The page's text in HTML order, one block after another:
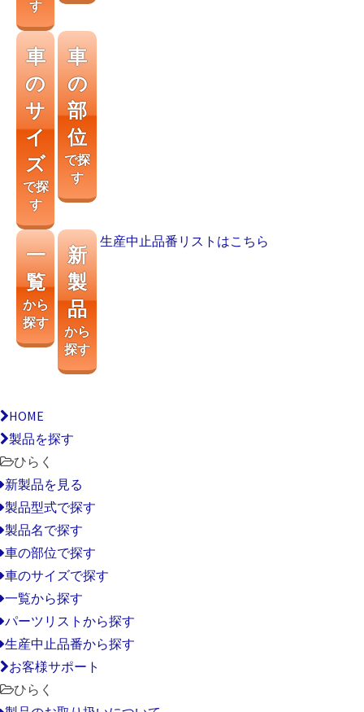
す
車
の
サ
イ
ズ
で探
す
車
の
部
位
で探
す
一
覧
から
探す
新
製
品
から
探す
生産中止品番リストはこちら
HOME
製品を探す
ひらく
新製品を見る
製品型式で探す
製品名で探す
車の部位で探す
車のサイズで探す
一覧から探す
パーツリストから探す
生産中止品番から探す
お客様サポート
ひらく